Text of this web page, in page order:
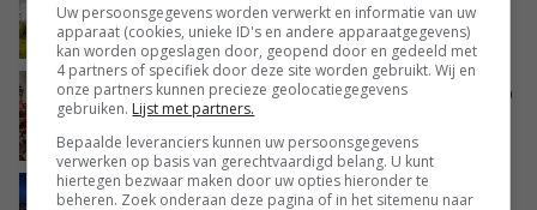
overkant’
VANDAAG, 15:30
Oorlogen en El Niño stuwen voedselprijzen op
VANDAAG, 15:04
Nettowinst Royal A-ware onder druk ondanks
Uw persoonsgegevens worden verwerkt en informatie van uw
apparaat (cookies, unieke ID's en andere apparaatgegevens)
kan worden opgeslagen door, geopend door en gedeeld met
4 partners of specifiek door deze site worden gebruikt. Wij en
onze partners kunnen precieze geolocatiegegevens
gebruiken. Lijst met partners.
Bepaalde leveranciers kunnen uw persoonsgegevens
verwerken op basis van gerechtvaardigd belang. U kunt
hiertegen bezwaar maken door uw opties hieronder te
beheren. Zoek onderaan deze pagina of in het sitemenu naar